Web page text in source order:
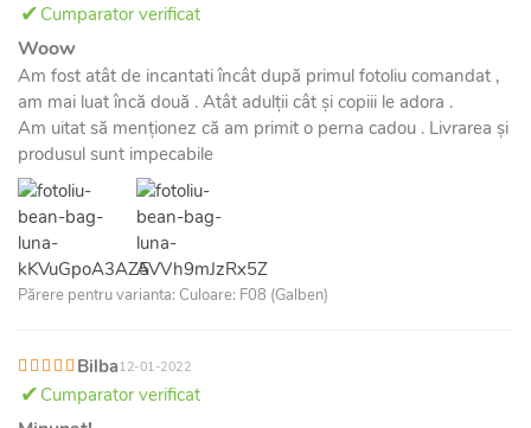
Cumparator verificat
Woow
Am fost atât de incantati încât după primul fotoliu comandat ,
am mai luat încă două . Atât adulții cât și copiii le adora .
Am uitat să menționez că am primit o perna cadou . Livrarea și
produsul sunt impecabile
Părere pentru varianta: Culoare: F08 (Galben)
Bilba12-01-2022
Cumparator verificat